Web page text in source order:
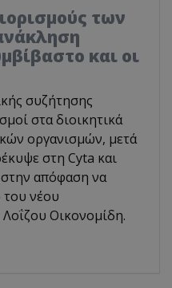
των
και οι
συζήτησης
στα διοικητικά
οργανισμών, μετά
στη Cyta και
απόφαση να
του νέου
Οικονομίδη.